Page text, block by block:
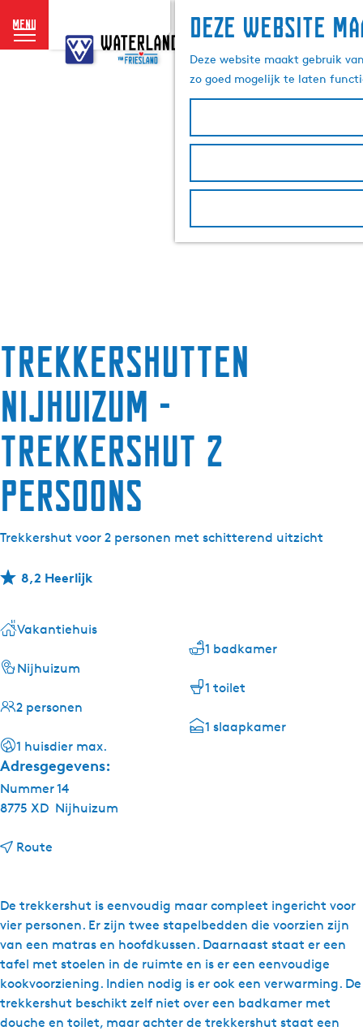
Deze website
Deze website maakt gebruik
zo goed mogelijk te laten
menu
G
a
Trekkershutten
Nijhuizum -
Trekkershut 2
persoons
Trekkershut voor 2 personen met schitterend uitzicht
8,2 Heerlijk
De trekkershut is eenvoudig maar compleet ingericht voor
vier personen. Er zijn twee stapelbedden die voorzien zijn
van een matras en hoofdkussen. Daarnaast staat er een
tafel met stoelen in de ruimte en is er een eenvoudige
kookvoorziening. Indien nodig is er ook een verwarming. De
trekkershut beschikt zelf niet over een badkamer met
douche en toilet, maar achter de trekkershut staat een
Vakantiehuis
Nijhuizum
2 personen
1 huisdier max.
1 badkamer
1 toilet
1 slaapkamer
Adresgegevens:
Nummer 14
8775 XD Nijhuizum
Route
r
T
r
e
k
k
e